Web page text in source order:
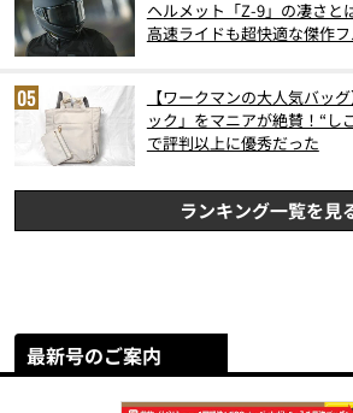
ヘルメット「Z-9」の凄さと
高速ライドも超快適な傑作
【ワークマンの大人気バッ
ック」をマニアが絶賛！“し
で評判以上に優秀だった
ランキング一覧を見
最新号のご案内